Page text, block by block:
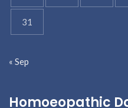
31
« Sep
Homoeopathic